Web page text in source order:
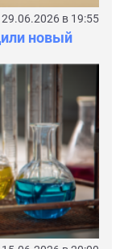
29.06.2026 в 19:55
новый